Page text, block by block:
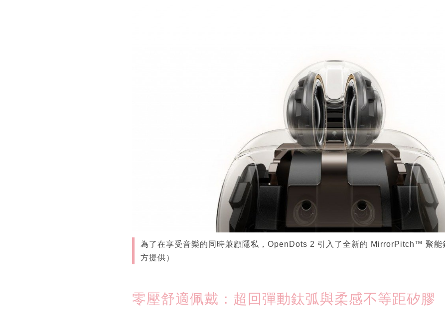
為了在享受音樂的同時兼顧隱私，OpenDots 2 引入了全新的 MirrorPitch™ 聚能
方提供）
零壓舒適佩戴：超回彈動鈦弧與柔感不等距矽膠